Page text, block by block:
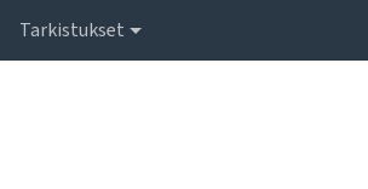
Tarkistukset